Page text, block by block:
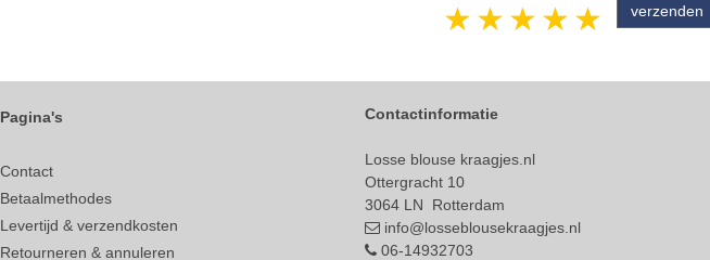
5 stars
4 stars
3 stars
2 stars
1 star
Pagina's
Contact
Betaalmethodes
Levertijd & verzendkosten
Retourneren & annuleren
Contactinformatie
Losse blouse kraagjes.nl
Ottergracht 10
3064 LN Rotterdam
info@losseblousekraagjes.nl
06-14932703